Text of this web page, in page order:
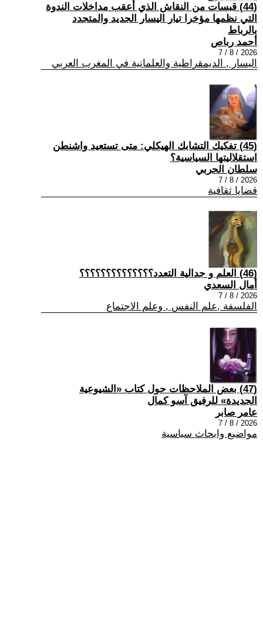
(44) قبسات من النقاش الذي أعقب مداخلات الندوة
التي نظمها مؤخرا تيار اليسار الجديد والمتجدد
بالرباط
أحمد رباص
2026 / 8 / 7
اليسار , الديمقراطية والعلمانية في المغرب العربي
(45) تفكيك التشابك الهيكلي: متى تستعيد واشنطن
استقلاليتها السياسية؟
سلطان الحربي
2026 / 8 / 7
قضايا ثقافية
(46) العلم و جدالية التعدد؟؟؟؟؟؟؟؟؟؟؟؟؟؟
أمال السعدي
2026 / 8 / 7
الفلسفة ,علم النفس , وعلم الاجتماع
(47) بعض الملاحظات حول كتاب «الشيوعية
الجديدة» للرفيق آسو كمال
عامر صابر
2026 / 8 / 7
مواضيع وابحاث سياسية